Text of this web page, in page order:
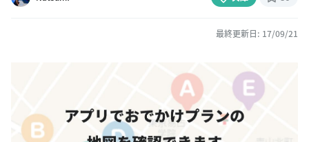
最終更新日: 17/09/21